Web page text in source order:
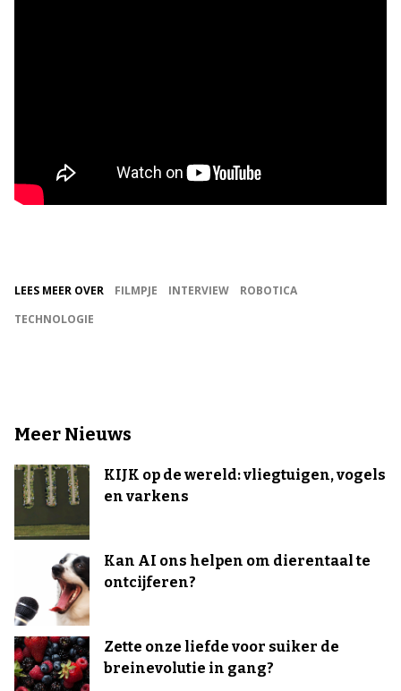
LEES MEER OVER FILMPJE INTERVIEW
ROBOTICA
TECHNOLOGIE
Meer Nieuws
KIJK op de wereld: vliegtuigen, vogels
en varkens
Kan AI ons helpen om dierentaal te
ontcijferen?
Zette onze liefde voor suiker de
breinevolutie in gang?